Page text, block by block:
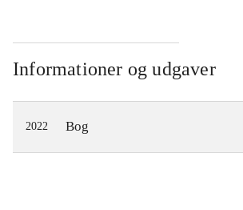
Informationer og udgaver
2022 Bog